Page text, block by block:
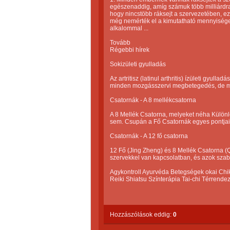
egészenaddig, amíg számuk több
hogy nincstöbb ráksejt a szervezetében,
még nemérték el a kimutatható
alkalommal ...
Tovább
Régebbi hírek
Sokizületi gyulladás
Az artritisz (latinul arthritis) ízületi
minden mozgásszervi megbetegedés, de
Csatornák - A 8 mellékcsatorna
A 8 Mellék Csatorna, melyeket néha
sem. Csupán a Fő Csatornák egyes
Csatornák - A 12 fő csatorna
12 Fő (Jing Zheng) és 8 Mellék Csatorna
szervekkel van kapcsolatban, és azok
Agykontroll Ayurvéda Betegségek okai
Reiki Shiatsu Színterápia Tai-chi
Hozzászólások eddig: 0